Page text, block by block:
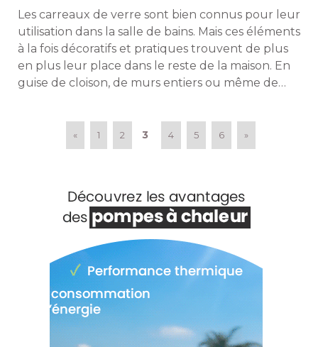
Les carreaux de verre sont bien connus pour leur
utilisation dans la salle de bains. Mais ces éléments
à la fois décoratifs et pratiques trouvent de plus
en plus leur place dans le reste de la maison. En
guise de cloison, de murs entiers ou même de
petites briques.
« 1 2 3 4 5 6 »